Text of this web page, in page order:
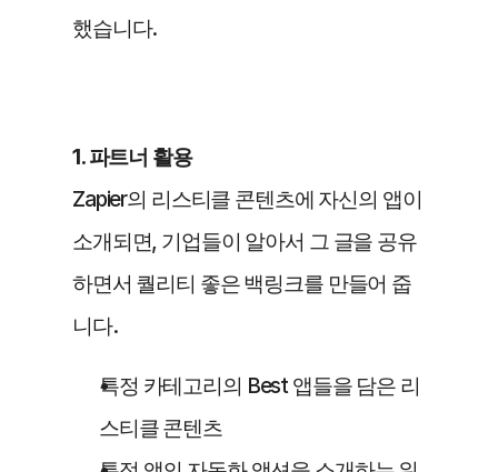
했습니다.
1. 파트너 활용
Zapier의 리스티클 콘텐츠에 자신의 앱이
소개되면, 기업들이 알아서 그 글을 공유
하면서 퀄리티 좋은 백링크를 만들어 줍
니다.
특정 카테고리의 Best 앱들을 담은 리
스티클 콘텐츠